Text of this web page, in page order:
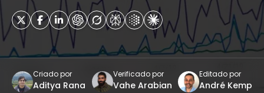
Criado por
Aditya Rana
Verificado por
Vahe Arabian
Editado por
André Kemp